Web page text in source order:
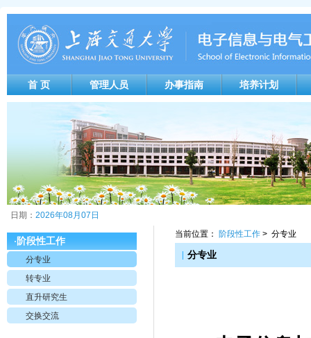
首 页 管理人员 办事指南 培养计划
日期： 2026年08月07日
· 阶段性工作
分专业
转专业
直升研究生
交换交流
当前位置： 阶段性工作 > 分专业
分专业